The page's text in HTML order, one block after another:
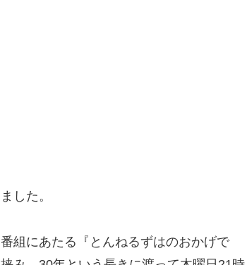
した。
組にあたる『とんねるずはのおかげで